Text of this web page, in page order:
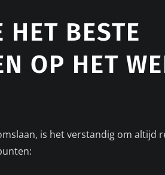
HET BESTE
OP HET
is het verstandig om altijd